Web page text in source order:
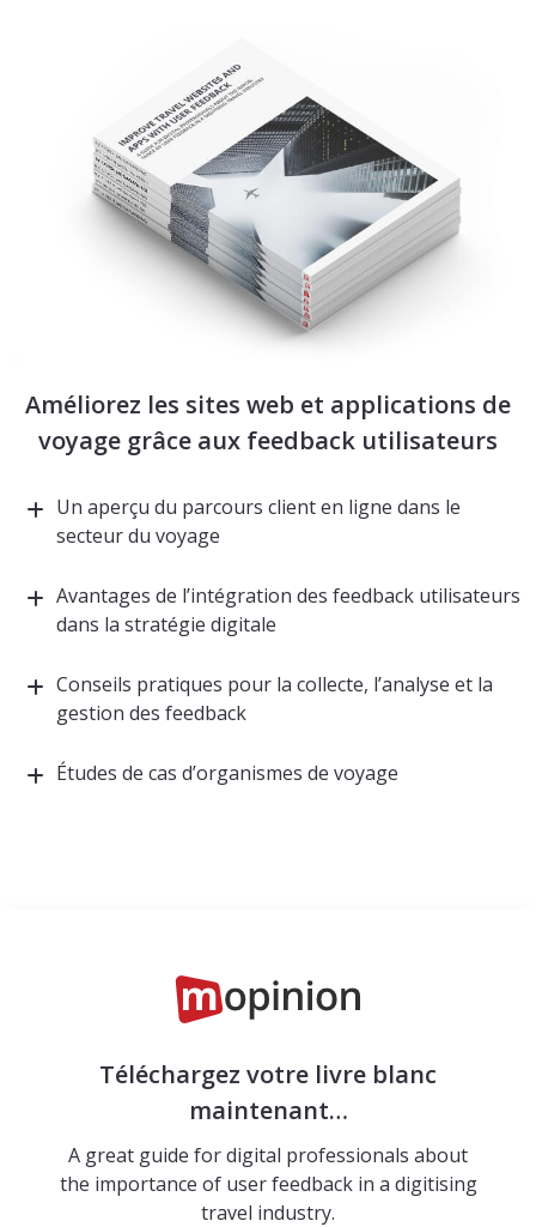
Améliorez les sites web et applications de
voyage grâce aux feedback utilisateurs
Un aperçu du parcours client en ligne dans le
secteur du voyage
Avantages de l’intégration des feedback utilisateurs
dans la stratégie digitale
Conseils pratiques pour la collecte, l’analyse et la
gestion des feedback
Études de cas d’organismes de voyage
Téléchargez votre livre blanc
maintenant…
A great guide for digital professionals about
the importance of user feedback in a digitising
travel industry.